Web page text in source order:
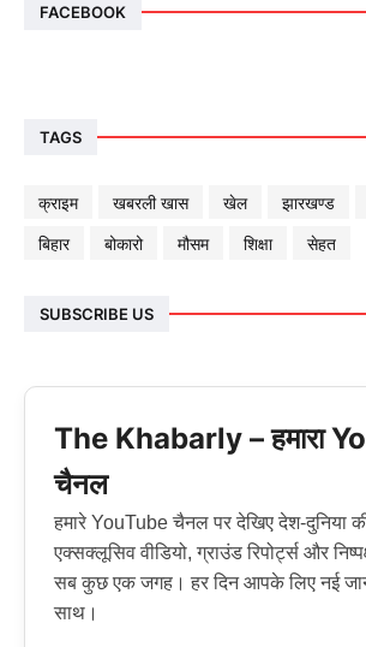
FACEBOOK
TAGS
क्राइम खबरली खास खेल झारखण्ड
बिहार
बोकारो मौसम शिक्षा सेहत
SUBSCRIBE US
The Khabarly – हमारा
चैनल
हमारे YouTube चैनल पर देखिए देश-दुनिया
एक्सक्लूसिव वीडियो, ग्राउंड रिपोर्ट्स और
सब कुछ एक जगह। हर दिन आपके लिए नई
साथ।